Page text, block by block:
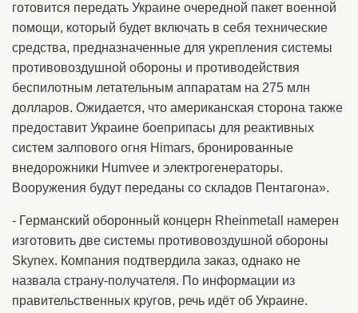
готовится передать Украине очередной пакет военной
помощи, который будет включать в себя технические
средства, предназначенные для укрепления системы
противовоздушной обороны и противодействия
беспилотным летательным аппаратам на 275 млн
долларов. Ожидается, что американская сторона также
предоставит Украине боеприпасы для реактивных
систем залпового огня Himars, бронированные
внедорожники Humvee и электрогенераторы.
Вооружения будут переданы со складов Пентагона».
- Германский оборонный концерн Rheinmetall намерен
изготовить две системы противовоздушной обороны
Skynex. Компания подтвердила заказ, однако не
назвала страну-получателя. По информации из
правительственных кругов, речь идёт об Украине.